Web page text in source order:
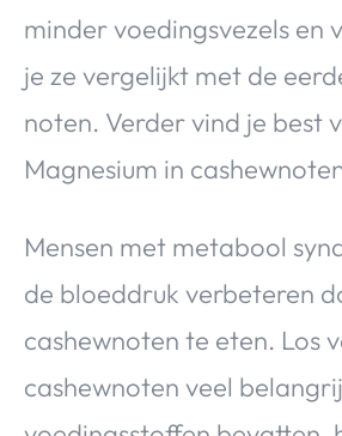
minder voedingsvezels en
je ze vergelijkt met de
noten. Verder vind je best
Magnesium in
Mensen met metabool
de bloeddruk verbeteren
cashewnoten te eten. Los
cashewnoten veel